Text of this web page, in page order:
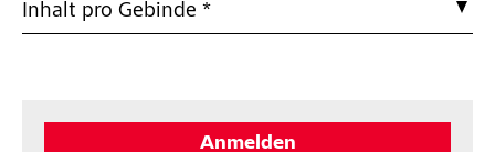
Inhalt pro Gebinde *
Anmelden